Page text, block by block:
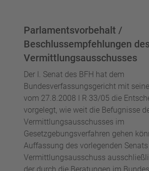
Parlamentsvorbehalt /
Beschlussempfehlungen
Vermittlungsausschusses
Der I. Senat des BFH hat dem
Bundesverfassungsgericht mit
vom 27.8.2008 I R 33/05 die
vorgelegt, wie weit die Befugnisse
Vermittlungsausschusses im
Gesetzgebungsverfahren gehen
Auffassung des vorlegenden
Vermittlungsausschuss